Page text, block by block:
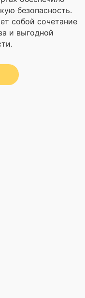
безопасность.
собой сочетание
и выгодной